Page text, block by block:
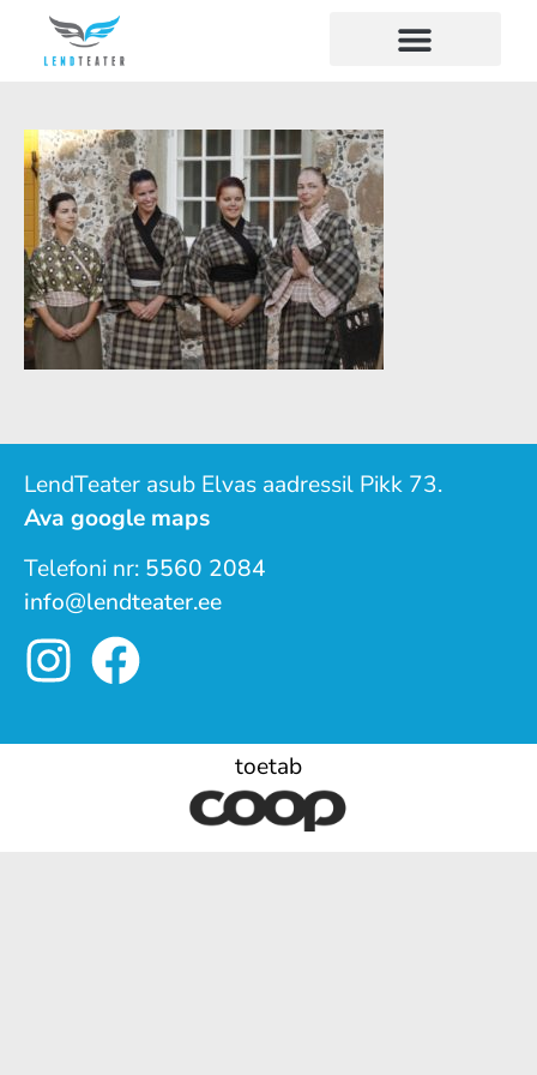
LendTeater asub Elvas aadressil Pikk 73.
Ava google maps
Telefoni nr: 5560 2084
info@lendteater.ee
toetab